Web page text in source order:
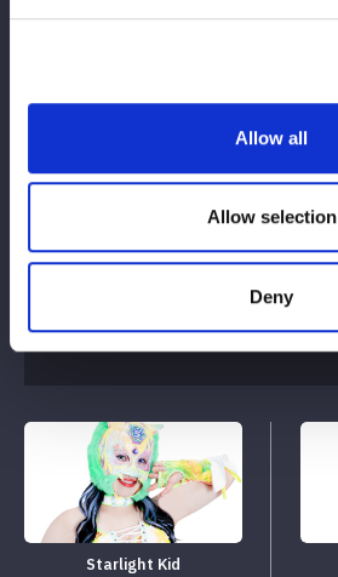
Allow all
Allow selection
Deny
Pertandingan
Pencocokan tag 6-orang
Starlight Kid